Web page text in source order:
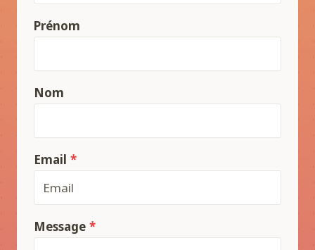
Prénom
Nom
Email *
Message *